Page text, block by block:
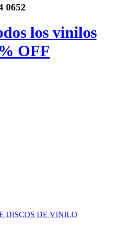
0652
los vinilos
OFF
DISCOS DE VINILO